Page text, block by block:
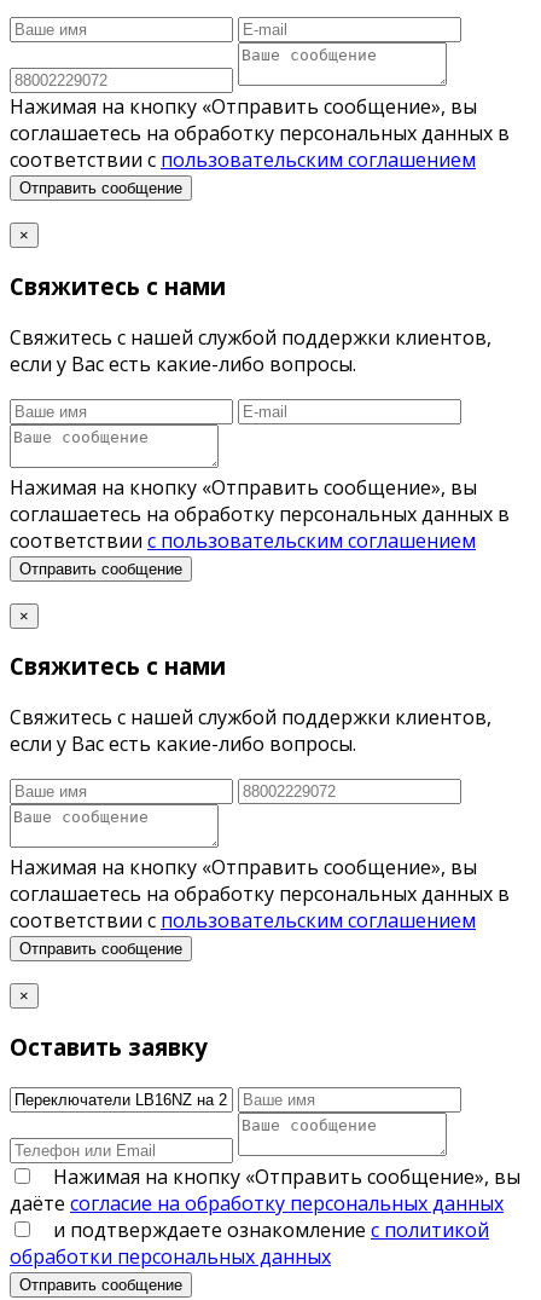
Нажимая на кнопку «Отправить сообщение», вы
соглашаетесь на обработку персональных данных в
соответствии с пользовательским соглашением
Отправить сообщение
×
Свяжитесь с нами
Свяжитесь с нашей службой поддержки клиентов,
если у Вас есть какие-либо вопросы.
Нажимая на кнопку «Отправить сообщение», вы
соглашаетесь на обработку персональных данных в
соответствии с пользовательским соглашением
Отправить сообщение
×
Свяжитесь с нами
Свяжитесь с нашей службой поддержки клиентов,
если у Вас есть какие-либо вопросы.
Нажимая на кнопку «Отправить сообщение», вы
соглашаетесь на обработку персональных данных в
соответствии с пользовательским соглашением
Отправить сообщение
×
Оставить заявку
Нажимая на кнопку «Отправить сообщение», вы
даёте согласие на обработку персональных данных
и подтверждаете ознакомление с политикой
обработки персональных данных
Отправить сообщение